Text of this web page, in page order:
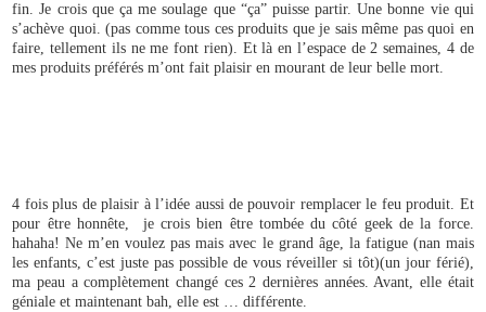
fin. Je crois que ça me soulage que “ça” puisse partir. Une bonne vie qui
s’achève quoi. (pas comme tous ces produits que je sais même pas quoi en
faire, tellement ils ne me font rien). Et là en l’espace de 2 semaines, 4 de
mes produits préférés m’ont fait plaisir en mourant de leur belle mort.
4 fois plus de plaisir à l’idée aussi de pouvoir remplacer le feu produit. Et
pour être honnête, je crois bien être tombée du côté geek de la force.
hahaha! Ne m’en voulez pas mais avec le grand âge, la fatigue (nan mais
les enfants, c’est juste pas possible de vous réveiller si tôt)(un jour férié),
ma peau a complètement changé ces 2 dernières années. Avant, elle était
géniale et maintenant bah, elle est … différente.